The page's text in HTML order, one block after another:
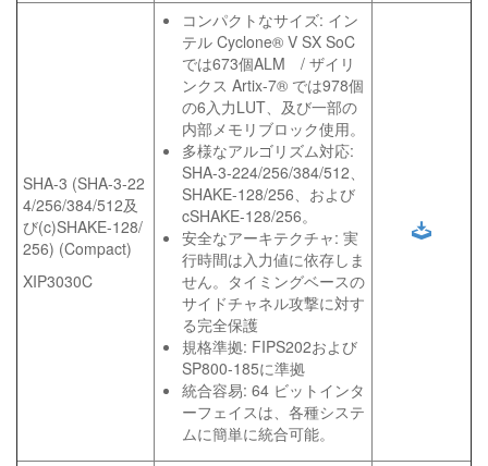
SHA-3 (SHA-3-22
4/256/384/512及
び(c)SHAKE-128/
256) (Compact)
XIP3030C
コンパクトなサイズ: イン
テル Cyclone® V SX SoC
では673個ALM / ザイリ
ンクス Artix-7® では978個
の6入力LUT、及び一部の
内部メモリブロック使用。
多様なアルゴリズム対応:
SHA-3-224/256/384/512、
SHAKE-128/256、および
cSHAKE-128/256。
安全なアーキテクチャ: 実
行時間は入力値に依存しま
せん。タイミングベースの
サイドチャネル攻撃に対す
る完全保護
規格準拠: FIPS202および
SP800-185に準拠
統合容易: 64 ビットインタ
ーフェイスは、各種システ
ムに簡単に統合可能。